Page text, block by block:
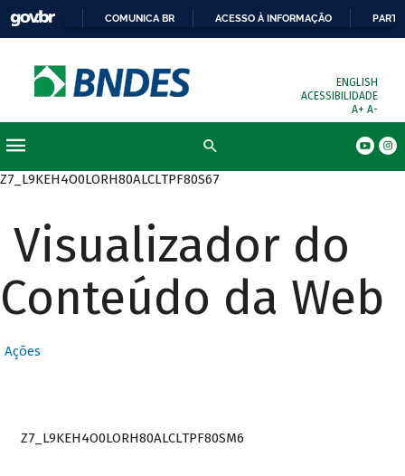
COMUNICA BR ACESSO À INFORMAÇÃO
ENGLISH
ACESSIBILIDADE
A+ A-
Z7_L9KEH4O0LORH80ALCLTPF80S67
Visualizador do
Conteúdo da Web
Ações
Z7_L9KEH4O0LORH80ALCLTPF80SM6